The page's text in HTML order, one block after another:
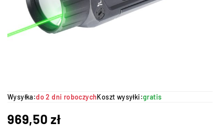
Wysyłka:do 2 dni roboczychKoszt wysyłki:gratis
969,50zł